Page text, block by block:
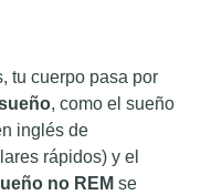
tu cuerpo pasa por
, como el sueño
inglés de
rápidos) y el
no REM se